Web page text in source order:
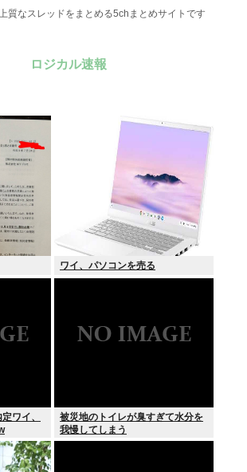
質なスレッドをまとめる5chまとめサイトです
ロジカル速報
ワイ、パソコンを売る
ワイ、
被災地のトイレが臭すぎて水分を
我慢してしまう